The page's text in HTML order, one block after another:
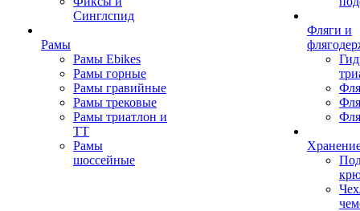
Синглспид
Рамы
Рамы Ebikes
Рамы горные
Рамы гравийные
Рамы трековые
Рамы триатлон и
ТТ
Рамы
шоссейные
Фляги и